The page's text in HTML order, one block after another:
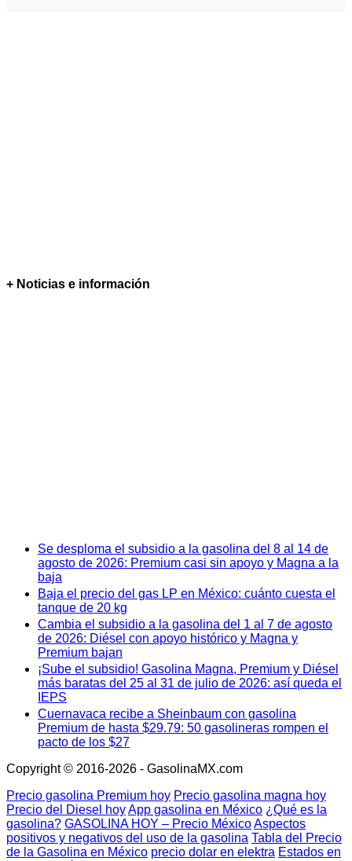
+ Noticias e información
Se desploma el subsidio a la gasolina del 8 al 14 de
agosto de 2026: Premium casi sin apoyo y Magna a la
baja
Baja el precio del gas LP en México: cuánto cuesta el
tanque de 20 kg
Cambia el subsidio a la gasolina del 1 al 7 de agosto
de 2026: Diésel con apoyo histórico y Magna y
Premium bajan
¡Sube el subsidio! Gasolina Magna, Premium y Diésel
más baratas del 25 al 31 de julio de 2026: así queda el
IEPS
Cuernavaca recibe a Sheinbaum con gasolina
Premium de hasta $29.79: 50 gasolineras rompen el
pacto de los $27
Copyright © 2016-2026 - GasolinaMX.com
Precio gasolina Premium hoy Precio gasolina magna hoy
Precio del Diesel hoyApp gasolina en México ¿Qué es la
gasolina? GASOLINA HOY – Precio MéxicoAspectos
positivos y negativos del uso de la gasolina Tabla del Precio
de la Gasolina en México precio dolar en elektra Estados en